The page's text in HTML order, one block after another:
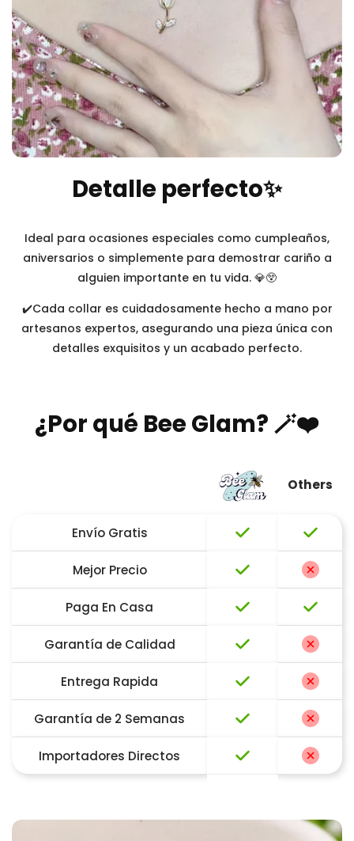
Detalle perfecto✨
Ideal para ocasiones especiales como cumpleaños,
aniversarios o simplemente para demostrar cariño a
alguien importante en tu vida. 💎😲
✔️Cada collar es cuidadosamente hecho a mano por
artesanos expertos, asegurando una pieza única con
detalles exquisitos y un acabado perfecto.
¿Por qué Bee Glam? 🪄❤️
Others
Envío Gratis
Mejor Precio
Paga En Casa
Garantía de Calidad
Entrega Rapida
Garantía de 2 Semanas
Importadores Directos